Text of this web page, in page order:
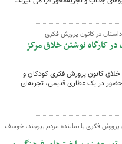
در کانون پرورش فکری
کارگاه نوشتن خلاق مرکز
خلاق کانون پرورش فکری کودکان و
حضور در یک عطاری قدیمی، تجربه‌ای
پرورش فکری با نماینده مردم بیرجند، خوسف